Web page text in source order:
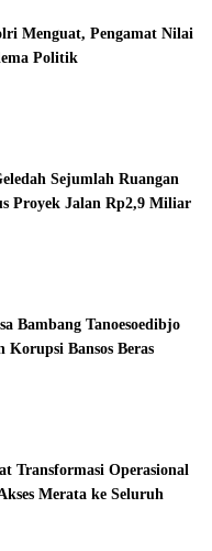
Menguat, Pengamat Nilai
Politik
Sejumlah Ruangan
Proyek Jalan Rp2,9 Miliar
Bambang Tanoesoedibjo
Korupsi Bansos Beras
Transformasi Operasional
Merata ke Seluruh